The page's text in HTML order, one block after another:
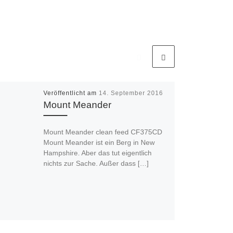
Veröffentlicht am 14. September 2016
Mount Meander
Mount Meander clean feed CF375CD
Mount Meander ist ein Berg in New
Hampshire. Aber das tut eigentlich
nichts zur Sache. Außer dass […]